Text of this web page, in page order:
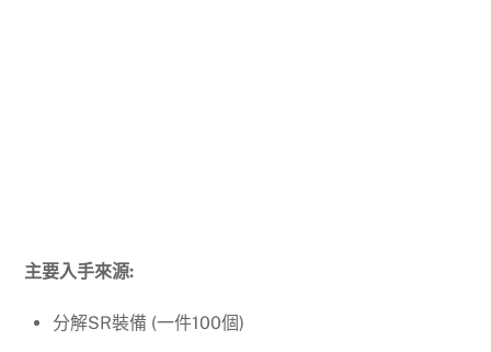
主要入手來源:
分解SR裝備 (一件100個)